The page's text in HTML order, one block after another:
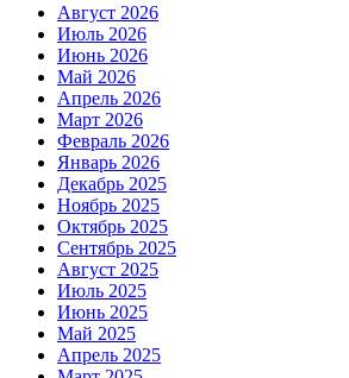
Август 2026
Июль 2026
Июнь 2026
Май 2026
Апрель 2026
Март 2026
Февраль 2026
Январь 2026
Декабрь 2025
Ноябрь 2025
Октябрь 2025
Сентябрь 2025
Август 2025
Июль 2025
Июнь 2025
Май 2025
Апрель 2025